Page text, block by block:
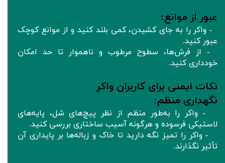
عبور از موانع:
- واکر را به جای کشیدن، کمی بلند کنید و از موانع کوچک
عبور کنید.
- از فرش‌ها، سطوح مرطوب و ناهموار تا حد امکان
خودداری کنید.
نکات ایمنی برای کاربران واکر
نگهداری منظم:
- واکر را به‌طور منظم از نظر پیچ‌های شل، پایه‌های
لاستیکی فرسوده و هرگونه آسیب ساختاری بررسی کنید.
- واکر را تمیز نگه دارید تا خاک و زباله‌ها بر پایداری آن
تأثیر نگذارند.